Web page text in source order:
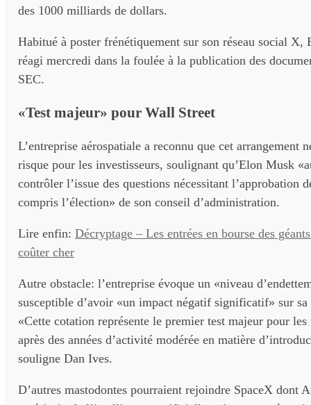
des 1000 milliards de dollars.
Habitué à poster frénétiquement sur son réseau social X,
réagi mercredi dans la foulée à la publication des
SEC.
«Test majeur» pour Wall Street
L’entreprise aérospatiale a reconnu que cet arrangement
risque pour les investisseurs, soulignant qu’Elon Musk
contrôler l’issue des questions nécessitant l’approbation
compris l’élection» de son conseil d’administration.
Lire enfin: Décryptage – Les entrées en bourse des
coûter cher
Autre obstacle: l’entreprise évoque un «niveau
susceptible d’avoir «un impact négatif significatif» sur
«Cette cotation représente le premier test majeur pour les
après des années d’activité modérée en matière
souligne Dan Ives.
D’autres mastodontes pourraient rejoindre SpaceX dont